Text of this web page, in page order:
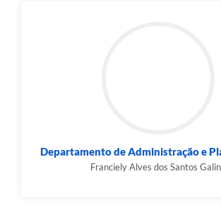
Departamento de Administração e
Franciely Alves dos Santos